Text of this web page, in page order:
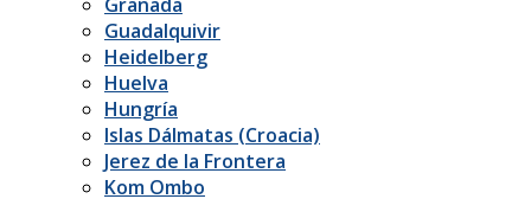
Guadalquivir
Heidelberg
Huelva
Hungría
Islas Dálmatas (Croacia)
Jerez de la Frontera
Kom Ombo